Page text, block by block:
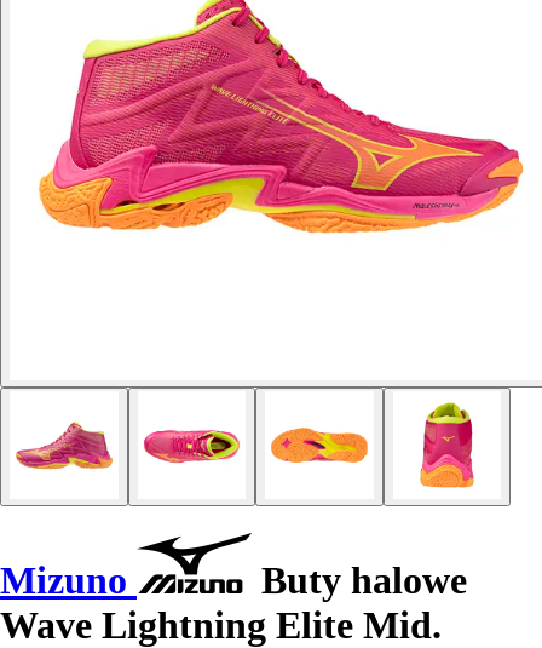
Mizuno
Buty halowe
Wave Lightning Elite Mid.